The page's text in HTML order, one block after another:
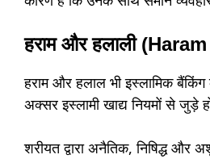
हराम और हलाली
हराम और हलाल भी इस्लामिक बैंकिंग
अक्सर इस्लामी खाद्य नियमों से जुड़े
शरीयत द्वारा अनैतिक, निषिद्ध और